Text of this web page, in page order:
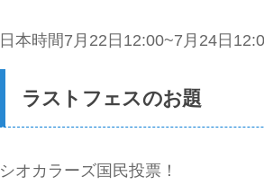
日本時間7月22日12:00~7月24日
ラストフェスのお題
シオカラーズ国民投票！